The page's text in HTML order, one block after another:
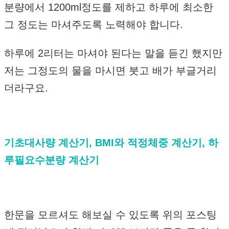
분량에서 1200ml정도를 제하고 하루에 최소한
그 정도는 마셔주도록 노력해야 합니다.
하루에 2리터는 마셔야 된다는 말을 듣긴 했지만
저는 그정도의 물을 마시면 붓고 배가 부글거리
더라구요.
기초대사량 계산기, BMI와 적정체중 계산기, 하
루필요수분량 계산기
한문을 모르셔도 해보실 수 있도록 위의 포스팅